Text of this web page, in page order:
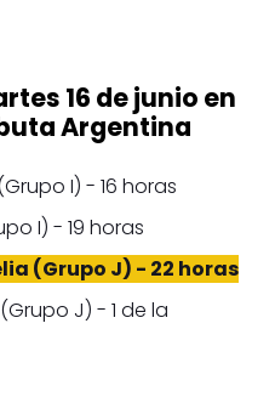
16 de junio en
Argentina
I) - 16 horas
I) - 19 horas
(Grupo J) - 22 horas
J) - 1 de la